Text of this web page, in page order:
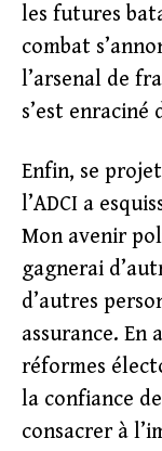
les futures
combat
l’arsenal de
s’est enraciné
Enfin, se
l’ADCI a
Mon avenir
gagnerai
d’autres
assurance. En
réformes
la confiance
consacrer à